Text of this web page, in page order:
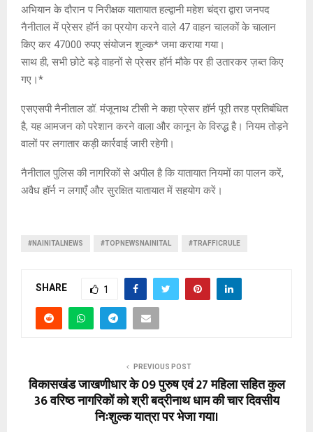
अभियान के दौरान प निरीक्षक यातायात हल्द्वानी महेश चंद्रा द्वारा जनपद
नैनीताल में प्रेसर हॉर्न का प्रयोग करने वाले 47 वाहन चालकों के चालान
किए कर 47000 रुपए संयोजन शुल्क* जमा कराया गया।
साथ ही, सभी छोटे बड़े वाहनों से प्रेसर हॉर्न मौके पर ही उतारकर ज़ब्त किए
गए।*
एसएसपी नैनीताल डॉ. मंजूनाथ टीसी ने कहा प्रेसर हॉर्न पूरी तरह प्रतिबंधित
है, यह आमजन को परेशान करने वाला और कानून के विरुद्ध है। नियम तोड़ने
वालों पर लगातार कड़ी कार्रवाई जारी रहेगी।
नैनीताल पुलिस की नागरिकों से अपील है कि यातायात नियमों का पालन करें,
अवैध हॉर्न न लगाएँ और सुरक्षित यातायात में सहयोग करें।
#NAINITALNEWS #TOPNEWSNAINITAL #TRAFFICRULE
SHARE 1
PREVIOUS POST
विकासखंड जाखणीधार के 09 पुरुष एवं 27 महिला सहित कुल
36 वरिष्ठ नागरिकों को श्री बद्रीनाथ धाम की चार दिवसीय
निःशुल्क यात्रा पर भेजा गया।